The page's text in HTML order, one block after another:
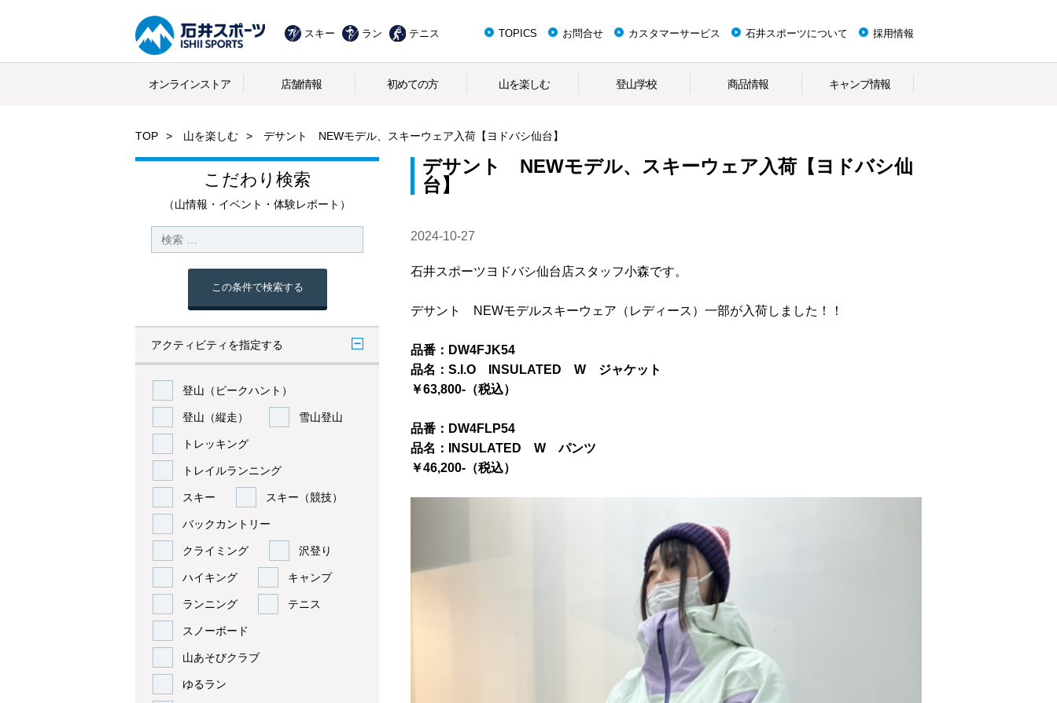
スキー ラン テニス TOPICS お問合せ カスタマーサービス 石井スポーツについて 採用情報
オンラインストア 店舗情報 初めての方 山を楽しむ 登山学校 商品情報 キャンプ情報
TOP 山を楽しむ デサント NEWモデル、スキーウェア入荷【ヨドバシ仙台】
こだわり検索
（山情報・イベント・体験レポート）
この条件で検索する
アクティビティを指定する
登山（ピークハント）
登山（縦走） 雪山登山
トレッキング
トレイルランニング
スキー スキー（競技）
バックカントリー
クライミング 沢登り
ハイキング キャンプ
ランニング テニス
スノーボード
山あそびクラブ
ゆるラン
デサント NEWモデル、スキーウェア入荷【ヨドバシ仙
台】
2024-10-27
石井スポーツヨドバシ仙台店スタッフ小森です。
デサント NEWモデルスキーウェア（レディース）一部が入荷しました！！
品番：DW4FJK54
品名：S.I.O INSULATED W ジャケット
￥63,800-（税込）
品番：DW4FLP54
品名：INSULATED W パンツ
￥46,200-（税込）